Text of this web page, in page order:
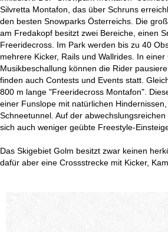
Silvretta Montafon, das über Schruns
den besten Snowparks Österreichs. Die
am Fredakopf besitzt zwei Bereiche, einen
Freeridecross. Im Park werden bis zu 40
mehrere Kicker, Rails und Wallrides. In einer
Musikbeschallung können die Rider
finden auch Contests und Events statt.
800 m lange "Freeridecross Montafon".
einer Funslope mit natürlichen
Schneetunnel. Auf der
sich auch weniger geübte Freestyle-
Das Skigebiet Golm besitzt zwar keinen
dafür aber eine Crossstrecke mit Kicker,